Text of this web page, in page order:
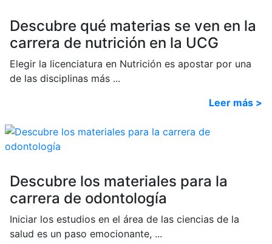
Descubre qué materias se ven en la
carrera de nutrición en la UCG
Elegir la licenciatura en Nutrición es apostar por una
de las disciplinas más ...
Leer más >
Descubre los materiales para la
carrera de odontología
Iniciar los estudios en el área de las ciencias de la
salud es un paso emocionante, ...